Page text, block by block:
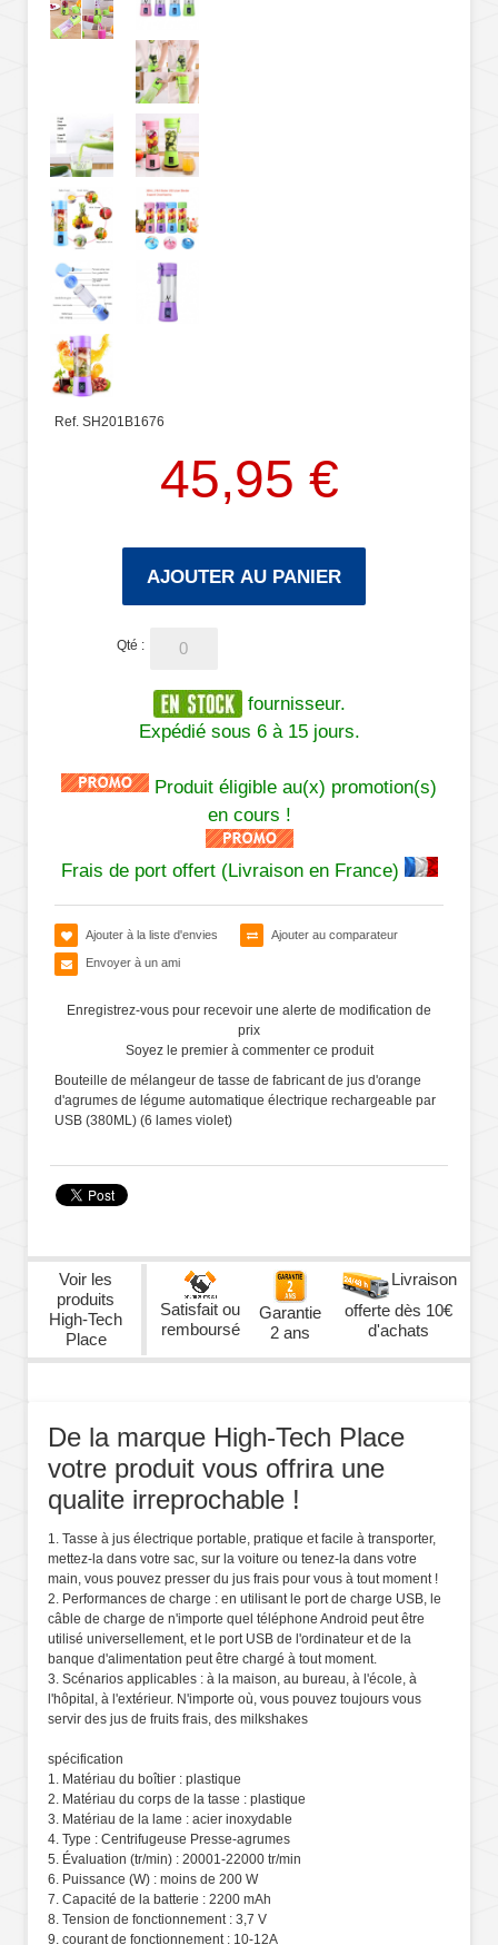
Ref. SH201B1676
45,95 €
AJOUTER AU PANIER
Qté :
fournisseur.
Expédié sous 6 à 15 jours.
Produit éligible au(x) promotion(s)
en cours !
Frais de port offert (Livraison en France)
Ajouter à la liste d'envies Ajouter au comparateur
Envoyer à un ami
Enregistrez-vous pour recevoir une alerte de modification de
prix
Soyez le premier à commenter ce produit
Bouteille de mélangeur de tasse de fabricant de jus d'orange
d'agrumes de légume automatique électrique rechargeable par
USB (380ML) (6 lames violet)
Voir les
produits
High-Tech
Place
Satisfait ou
remboursé
Garantie
2 ans
Livraison
offerte dès 10€
d'achats
De la marque High-Tech Place
votre produit vous offrira une
qualite irreprochable !
1. Tasse à jus électrique portable, pratique et facile à transporter,
mettez-la dans votre sac, sur la voiture ou tenez-la dans votre
main, vous pouvez presser du jus frais pour vous à tout moment !
2. Performances de charge : en utilisant le port de charge USB, le
câble de charge de n'importe quel téléphone Android peut être
utilisé universellement, et le port USB de l'ordinateur et de la
banque d'alimentation peut être chargé à tout moment.
3. Scénarios applicables : à la maison, au bureau, à l'école, à
l'hôpital, à l'extérieur. N'importe où, vous pouvez toujours vous
servir des jus de fruits frais, des milkshakes
spécification
1. Matériau du boîtier : plastique
2. Matériau du corps de la tasse : plastique
3. Matériau de la lame : acier inoxydable
4. Type : Centrifugeuse Presse-agrumes
5. Évaluation (tr/min) : 20001-22000 tr/min
6. Puissance (W) : moins de 200 W
7. Capacité de la batterie : 2200 mAh
8. Tension de fonctionnement : 3,7 V
9. courant de fonctionnement : 10-12A